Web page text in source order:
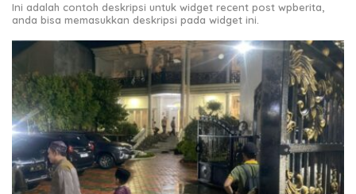
Ini adalah contoh deskripsi untuk widget recent post wpberita,
anda bisa memasukkan deskripsi pada widget ini.